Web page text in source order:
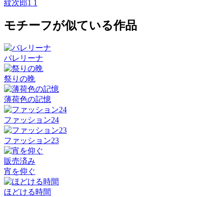
紋次郎1 1
モチーフが似ている作品
バレリーナ
祭りの晩
薄荷色の記憶
ファッション24
ファッション23
販売済み
宵を仰ぐ
ほどける時間